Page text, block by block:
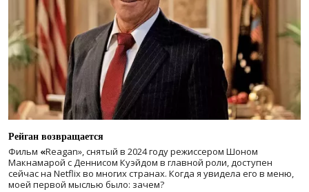
Рейган возвращается
Фильм «Reagan», снятый в 2024 годурежиссером Шоном
Макнамарой с Деннисом Куэйдом в главной роли, доступен
сейчас на Netflix во многих странах. Когда я увидела его в меню,
моей первой мыслью было: зачем?